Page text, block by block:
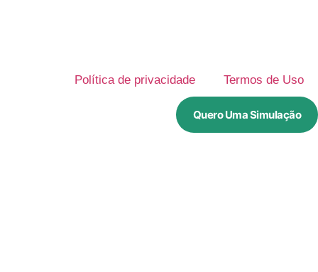
Política de privacidade Termos de Uso
Quero Uma Simulação